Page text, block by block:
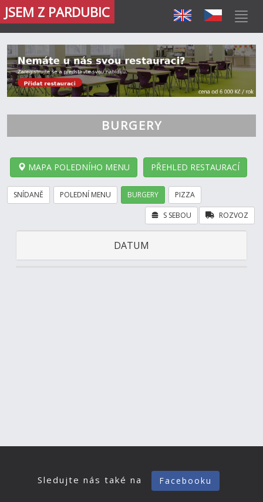
JSEM Z PARDUBIC
BURGERY
MAPA POLEDNÍHO MENU PŘEHLED RESTAURACÍ
SNÍDANĚ POLEDNÍ MENU BURGERY PIZZA
ROZVOZ
S SEBOU
DATUM
Sledujte nás také na Facebooku